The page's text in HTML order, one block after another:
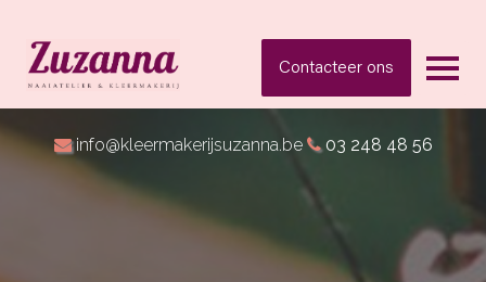
Contacteer ons
info@kleermakerijsuzanna.be 03 248 48 56